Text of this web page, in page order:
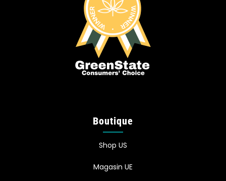
Boutique
Shop US
Magasin UE